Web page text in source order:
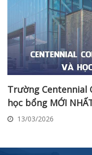
Trường Centennial
học bổng MỚI
13/03/2026